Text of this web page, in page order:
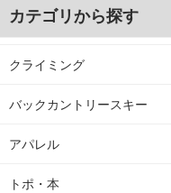
カテゴリから探す
クライミング
バックカントリースキー
アパレル
トポ・本